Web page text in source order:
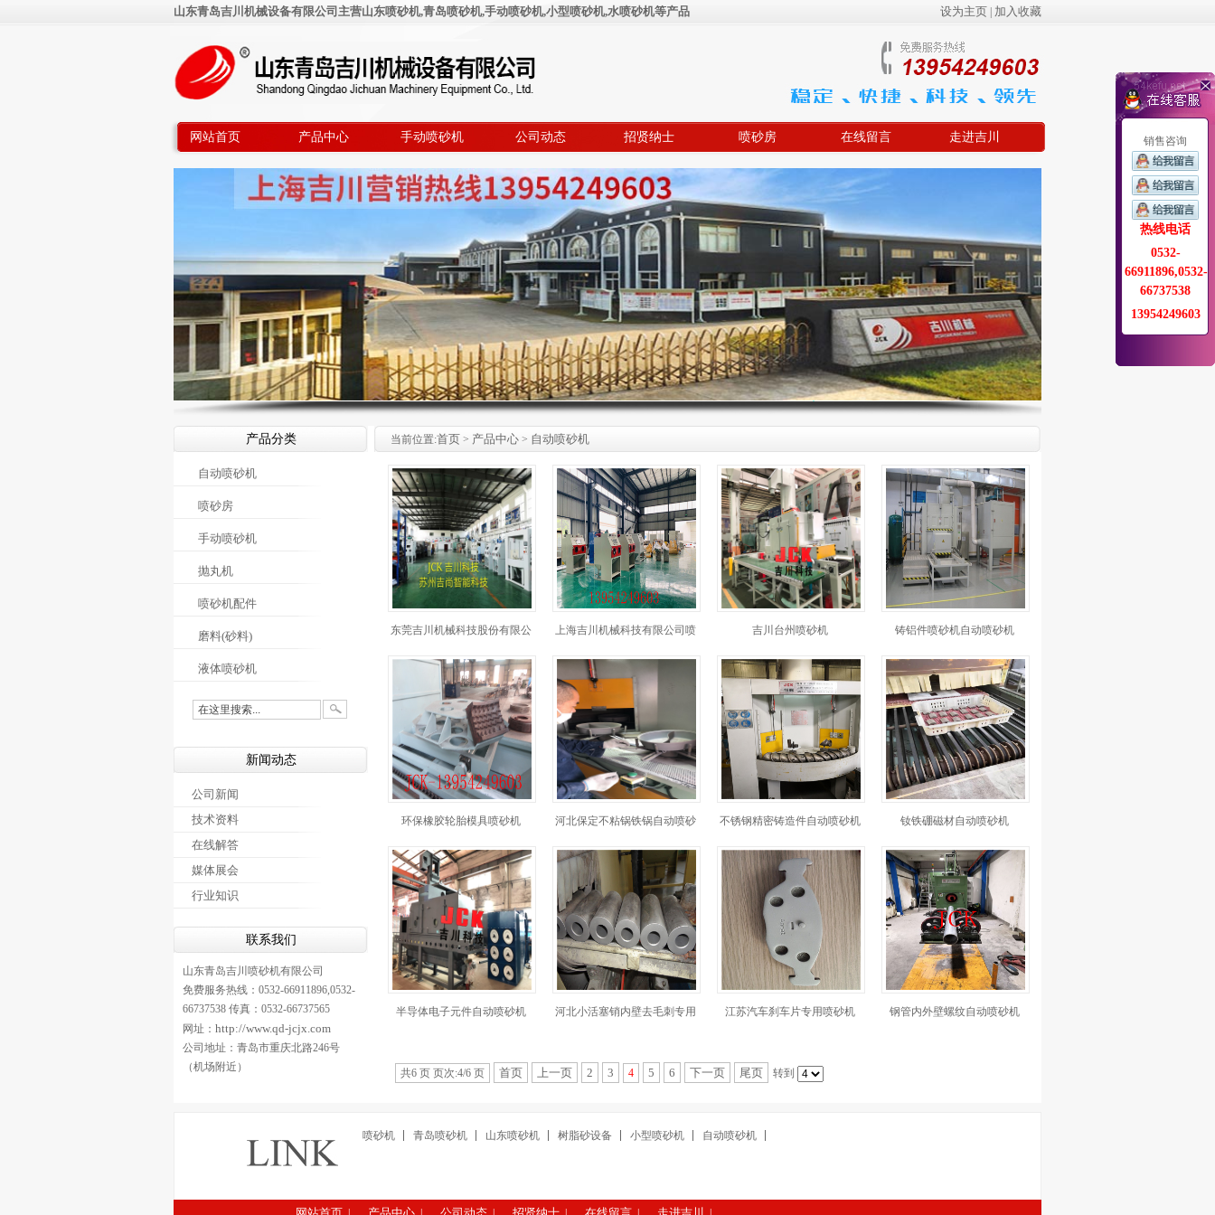
山东青岛吉川机械设备有限公司主营山东喷砂机,青岛喷砂机,手动喷砂机,小型喷砂机,水喷砂机等产品 设为主页 加入收藏
网站首页 产品中心 手动喷砂机 公司动态 招贤纳士 喷砂房 在线留言 走进吉川
产品分类
自动喷砂机
喷砂房
手动喷砂机
抛丸机
喷砂机配件
磨料(砂料)
液体喷砂机
新闻动态
公司新闻
技术资料
在线解答
媒体展会
行业知识
联系我们
山东青岛吉川喷砂机有限公司
免费服务热线：0532-66911896,0532-
66737538 传真：0532-66737565
网址： http://www.qd-jcjx.com
公司地址：青岛市重庆北路246号
（机场附近）
当前位置:首页 > 产品中心 > 自动喷砂机
东莞吉川机械科技股份有限公
司喷砂机
上海吉川机械科技有限公司喷 吉川台州喷砂机 铸铝件喷砂机自动喷砂机
环保橡胶轮胎模具喷砂机 河北保定不粘锅铁锅自动喷砂
机
不锈钢精密铸造件自动喷砂机 钕铁硼磁材自动喷砂机
半导体电子元件自动喷砂机 河北小活塞销内壁去毛刺专用 江苏汽车刹车片专用喷砂机 钢管内外壁螺纹自动喷砂机
共6 页 页次:4/6 页 首页 上一页 2 3 4 5 6 下一页 尾页 转到
喷砂机 青岛喷砂机 山东喷砂机 树脂砂设备 小型喷砂机 自动喷砂机
销售咨询
热线电话
0532-
66911896,0532-
66737538
13954249603